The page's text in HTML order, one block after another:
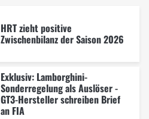
HRT zieht positive
Zwischenbilanz der Saison 2026
Exklusiv: Lamborghini-
Sonderregelung als Auslöser -
GT3-Hersteller schreiben Brief
an FIA